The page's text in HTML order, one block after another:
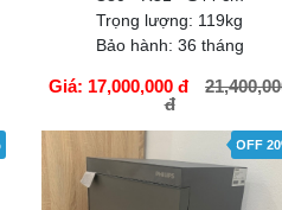
Két sắt Bofa model FDG-A1D-
80
Miễn phí vận chuyển
C80 * R51 * S44 cm
Trọng lượng:
36 tháng
Giá: 17,000,000 đ
21,400,000
GIỎ HÀNG